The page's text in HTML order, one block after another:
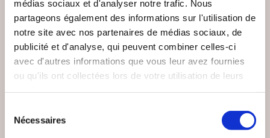
médias sociaux et d'analyser notre trafic. Nous
partageons également des informations sur l'utilisation de
notre site avec nos partenaires de médias sociaux, de
publicité et d'analyse, qui peuvent combiner celles-ci
avec d'autres informations que vous leur avez fournies
ou qu'ils ont collectées lors de votre utilisation de leurs
Nécessaires
(1 avis)
M'ENTENDS?
(0 avis)
ÉSOTÉRIQUES